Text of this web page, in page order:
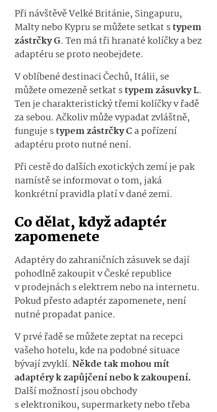
Při návštěvě Velké Británie, Singapuru,
Malty nebo Kypru se můžete setkat stypem
zástrčky G. Ten má tři hranaté kolíčky a bez
adaptéru se proto neobejdete.
V oblíbené destinaci Čechů, Itálii, se
můžete omezeně setkat stypem zásuvky L.
Ten je charakteristický třemi kolíčky v řadě
za sebou. Ačkoliv může vypadat zvláštně,
funguje stypem zástrčky C a pořízení
adaptéru proto nutné není.
Při cestě do dalších exotických zemí je pak
namístě se informovat o tom, jaká
konkrétní pravidla platí v dané zemi.
Co dělat, když adaptér
zapomenete
Adaptéry do zahraničních zásuvek se dají
pohodlně zakoupit v České republice
v prodejnách s elektrem nebo na internetu.
Pokud přesto adaptér zapomenete, není
nutné propadat panice.
V prvé řadě se můžete zeptat na recepci
vašeho hotelu, kde na podobné situace
bývají zvyklí. Někde tak mohou mít
adaptéry k zapůjčení nebo k zakoupení.
Další možností jsou obchody
s elektronikou, supermarkety nebo třeba